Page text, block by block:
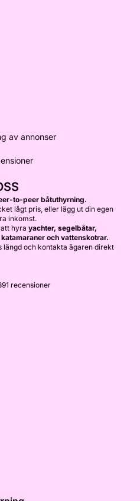
av annonser
to-peer båtuthyrning.
lågt pris, eller lägg ut din egen
inkomst.
hyra yachter, segelbåtar,
och vattenskotrar.
längd och kontakta ägaren direkt
recensioner